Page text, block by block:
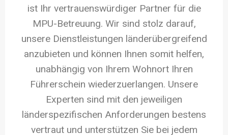
ist Ihr vertrauenswürdiger Partner für die
MPU-Betreuung. Wir sind stolz darauf,
unsere Dienstleistungen länderübergreifend
anzubieten und können Ihnen somit helfen,
unabhängig von Ihrem Wohnort Ihren
Führerschein wiederzuerlangen. Unsere
Experten sind mit den jeweiligen
länderspezifischen Anforderungen bestens
vertraut und unterstützen Sie bei jedem